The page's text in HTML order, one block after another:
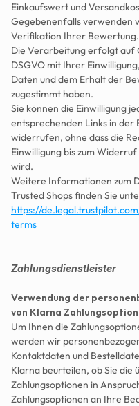
Einkaufswert und
Gegebenenfalls verwenden
Verifikation Ihrer Bewertung.
Die Verarbeitung erfolgt auf
DSGVO mit Ihrer
Daten und dem Erhalt der
zugestimmt haben.
Sie können die Einwilligung
entsprechenden Links in der
widerrufen, ohne dass die
Einwilligung bis zum
wird.
Weitere Informationen zum
Trusted Shops finden Sie
https://
terms
Zahlungsdienstleister
Verwendung der
von Klarna
Um Ihnen die
werden wir
Kontaktdaten und
Klarna beurteilen, ob Sie die
Zahlungsoptionen in
Zahlungsoptionen an Ihre